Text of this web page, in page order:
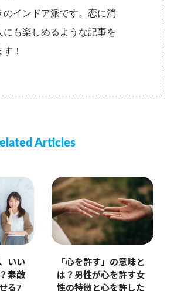
のインドア派です。恋に消
にも楽しめるような記事を
！
Articles
いい
素敵
る7
「心を許す」の意味と
は？男性が心を許す女
性の特徴と心を許した